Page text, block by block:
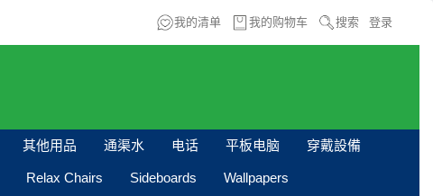
我的清单 我的购物车 搜索 登录
其他用品 通渠水 电话 平板电脑 穿戴設備
Relax Chairs Sideboards Wallpapers